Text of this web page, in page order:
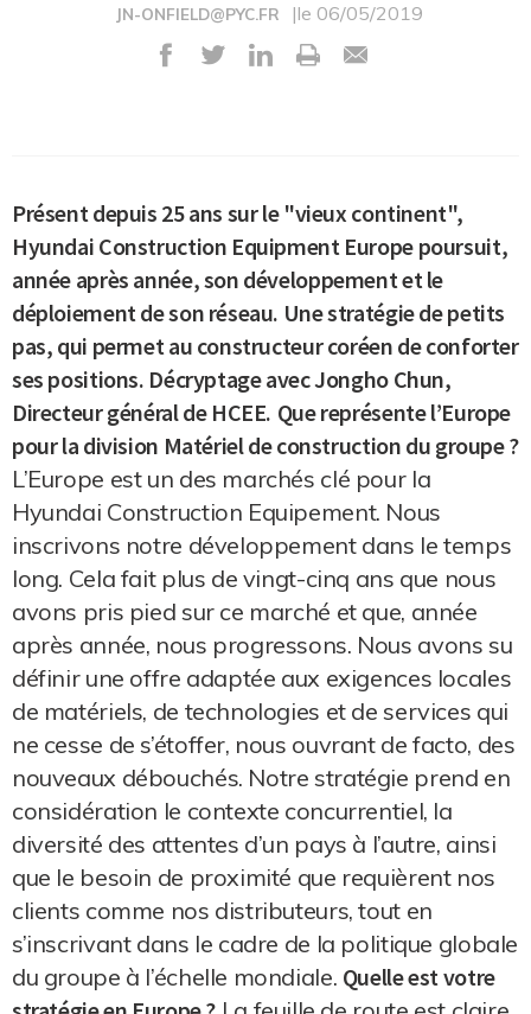
JN-ONFIELD@PYC.FR |le 06/05/2019
Présent depuis 25 ans sur le "vieux continent",
Hyundai Construction Equipment Europe poursuit,
année après année, son développement et le
déploiement de son réseau. Une stratégie de petits
pas, qui permet au constructeur coréen de conforter
ses positions. Décryptage avec Jongho Chun,
Directeur général de HCEE. Que représente l’Europe
pour la division Matériel de construction du groupe ?
L’Europe est un des marchés clé pour la
Hyundai Construction Equipement. Nous
inscrivons notre développement dans le temps
long. Cela fait plus de vingt-cinq ans que nous
avons pris pied sur ce marché et que, année
après année, nous progressons. Nous avons su
définir une offre adaptée aux exigences locales
de matériels, de technologies et de services qui
ne cesse de s’étoffer, nous ouvrant de facto, des
nouveaux débouchés. Notre stratégie prend en
considération le contexte concurrentiel, la
diversité des attentes d’un pays à l’autre, ainsi
que le besoin de proximité que requièrent nos
clients comme nos distributeurs, tout en
s’inscrivant dans le cadre de la politique globale
du groupe à l’échelle mondiale. Quelle est votre